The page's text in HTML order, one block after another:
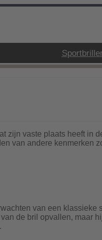
vaste plaats heeft in
van andere kenmerken
van een klassieke
de bril opvallen, maar